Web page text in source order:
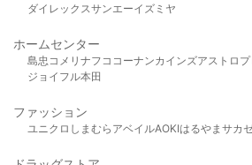
ダイレックスサンエーイズミヤ
ホームセンター
島忠 コメリ ナフコ コーナンカインズアストロ
ジョイフル本田
ファッション
ユニクロ しまむら アベイルAOKIはるやま サカ